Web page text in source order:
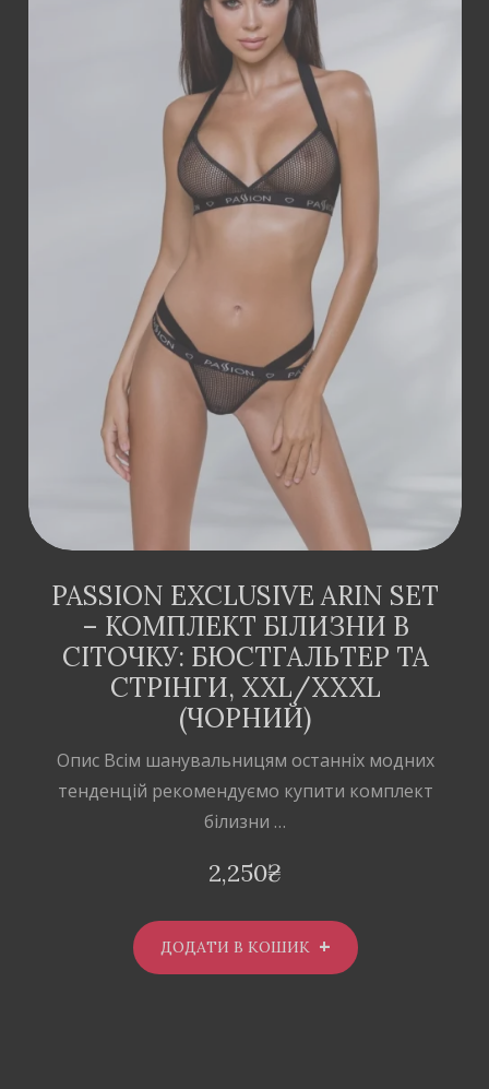
ДОДАТИ В
PASSION EXCLUSIVE ARIN SET
– КОМПЛЕКТ БІЛИЗНИ В
СІТОЧКУ: БЮСТГАЛЬТЕР ТА
СТРІНГИ, XXL/XXXL
(ЧОРНИЙ)
Опис Всім шанувальницям останніх модних
тенденцій рекомендуємо купити комплект
білизни …
2,250₴
ДОДАТИ В КОШИК